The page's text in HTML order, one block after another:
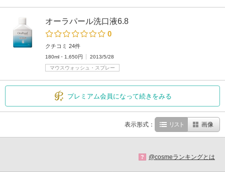
オーラパール洗口液6.8
0
クチコミ 24件
180ml・1,650円
2013/5/28
マウスウォッシュ・スプレー
プレミアム会員になって続きをみる
表示形式： リスト 画像
? @cosmeランキングとは